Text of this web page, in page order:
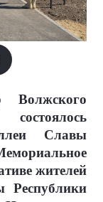
Славы
жителей
Республики